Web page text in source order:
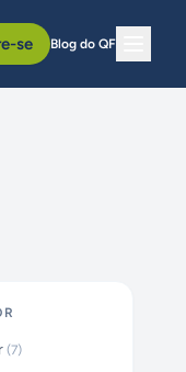
se Blog do QF
(7)